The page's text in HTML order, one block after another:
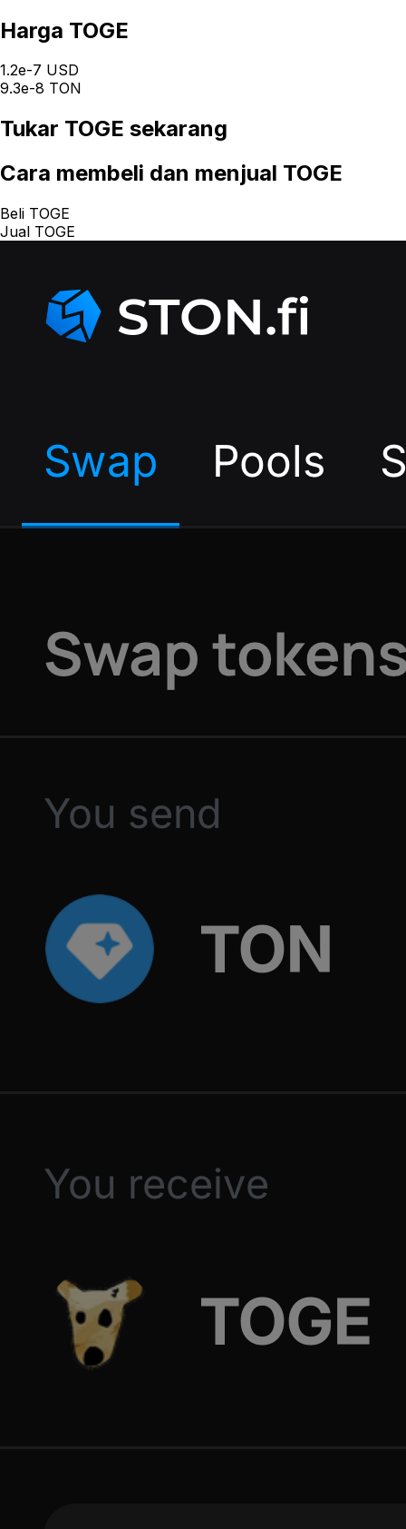
Harga TOGE
1.2e-7 USD
9.3e-8 TON
Tukar TOGE sekarang
Cara membeli dan menjual TOGE
Beli TOGE
Jual TOGE